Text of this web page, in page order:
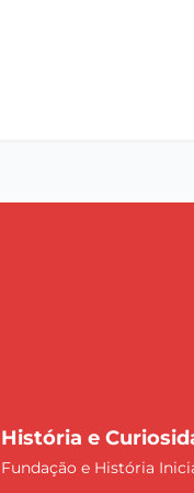
História e
Fundação e História